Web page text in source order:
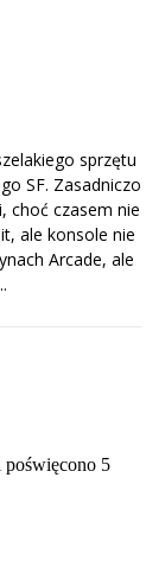
sprzętu
SF. Zasadniczo
choć czasem nie
ale konsole nie
Arcade, ale